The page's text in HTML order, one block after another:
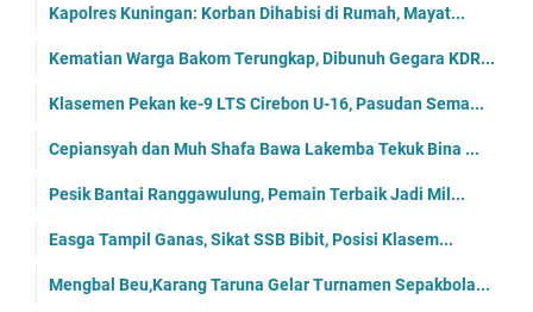
Kapolres Kuningan: Korban Dihabisi di Rumah, Mayat...
Kematian Warga Bakom Terungkap, Dibunuh Gegara KDR...
Klasemen Pekan ke-9 LTS Cirebon U-16, Pasudan Sema...
Cepiansyah dan Muh Shafa Bawa Lakemba Tekuk Bina ...
Pesik Bantai Ranggawulung, Pemain Terbaik Jadi Mil...
Easga Tampil Ganas, Sikat SSB Bibit, Posisi Klasem...
Mengbal Beu,Karang Taruna Gelar Turnamen Sepakbola...